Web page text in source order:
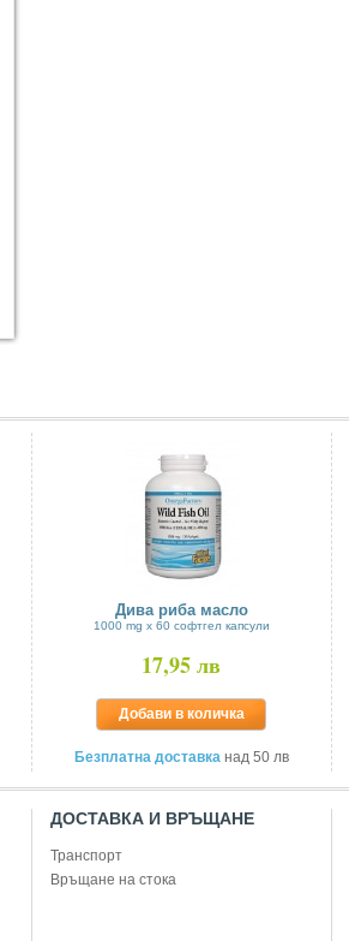
Дива риба масло
1000 mg x 60 софтгел капсули
17,95 лв
Добави в количка
Безплатна доставка над 50 лв
ДОСТАВКА И ВРЪЩАНЕ
Транспорт
Връщане на стока